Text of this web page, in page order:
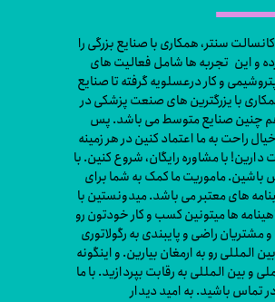
سنتر، همکاری با صنایع بزرگی را
و این تجربه ها شامل فعالیت های
و کار درعسلویه گرفته تا صنایع
با یزرگترین های صنعت پزشکی در
هم چنین صنایع متوسط می باشد. پس
راحت به ما اعتماد کنین در هر زمینه
دارین! با مشاوره رایگان، شروع کنین. با
باشین. ماموریت ما کمک به شما برای
های معتبر می باشد. میدونستین با
ها میتونین کسب و کار خودتون رو
مشتریان راضی و پایبندی به رگولاتوری
المللی رو به ارمغان بیارین. و اینگونه
و بین المللی به رقابت بپردازید. با ما
در تماس باشید. به امید دیدار